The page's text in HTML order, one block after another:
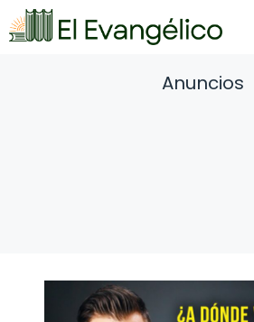
Saltar
al
Anuncios